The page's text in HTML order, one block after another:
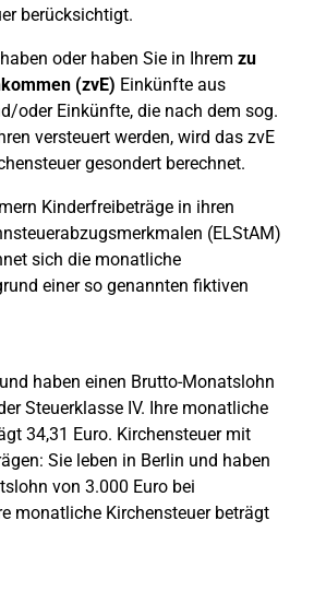
berücksichtigt.
haben oder haben Sie in Ihrem zu
(zvE) Einkünfte aus
oder Einkünfte, die nach dem sog.
versteuert werden, wird das zvE
gesondert berechnet.
Kinderfreibeträge in ihren
(ELStAM)
sich die monatliche
einer so genannten fiktiven
haben einen Brutto-Monatslohn
Steuerklasse IV. Ihre monatliche
34,31 Euro. Kirchensteuer mit
Sie leben in Berlin und haben
von 3.000 Euro bei
monatliche Kirchensteuer beträgt